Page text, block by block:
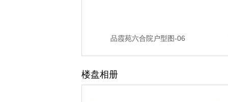
品霞苑六合院户型图-06
楼盘相册